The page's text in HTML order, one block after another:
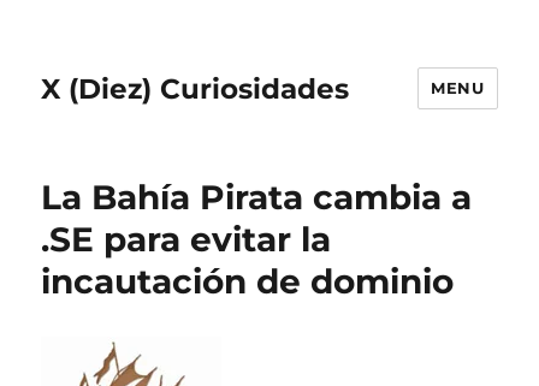
X (Diez) Curiosidades MENU
La Bahía Pirata cambia a
.SE para evitar la
incautación de dominio